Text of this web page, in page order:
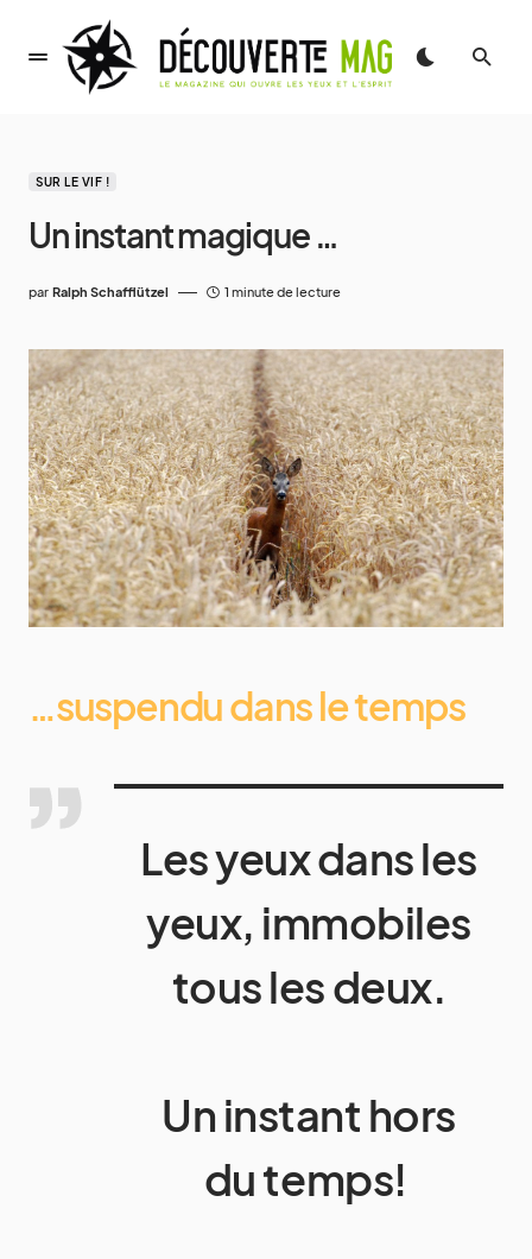
SUR LE VIF !
Un instant magique …
par Ralph Schafflützel 1 minute de lecture
…suspendu dans le temps
Les yeux dans les
yeux, immobiles
tous les deux.
Un instant hors
du temps!